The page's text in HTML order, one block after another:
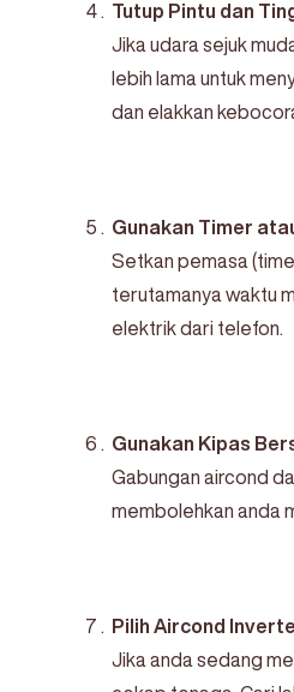
Tutup Pintu dan
Jika udara sejuk
lebih lama untuk
dan elakkan
Gunakan Timer
Setkan pemasa
terutamanya waktu
elektrik dari telefon.
Gunakan Kipas
Gabungan aircond
membolehkan anda
Pilih Aircond
Jika anda sedang